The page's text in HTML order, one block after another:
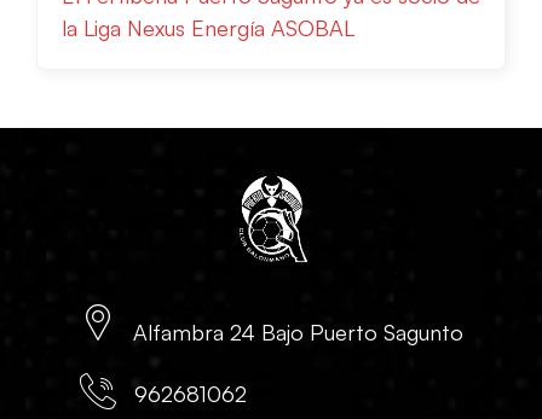
la Liga Nexus Energía ASOBAL
Alfambra 24 Bajo Puerto Sagunto
962681062